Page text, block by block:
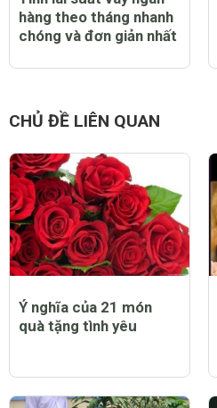
hàng theo tháng nhanh
chóng và đơn giản nhất
CHỦ ĐỀ LIÊN QUAN
Ý nghĩa của 21 món
quà tặng tình yêu